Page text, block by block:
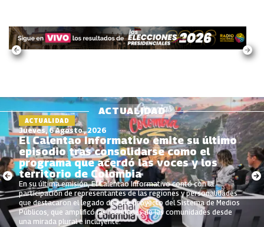
ACTUALIDAD
Jueves, 6 Agosto , 2026
El Calentao Informativo emite su último
episodio tras consolidarse como el
programa que acerdó las voces y los
territorio de Colombia
ACTUALIDAD
En su última emisión, El Calentao Informativo contó con la
participación de representantes de las regiones y personalidades
que destacaron el legado de este proyecto del Sistema de Medios
Públicos, que amplificó las realidades de las comunidades desde
una mirada plural e incluyente.